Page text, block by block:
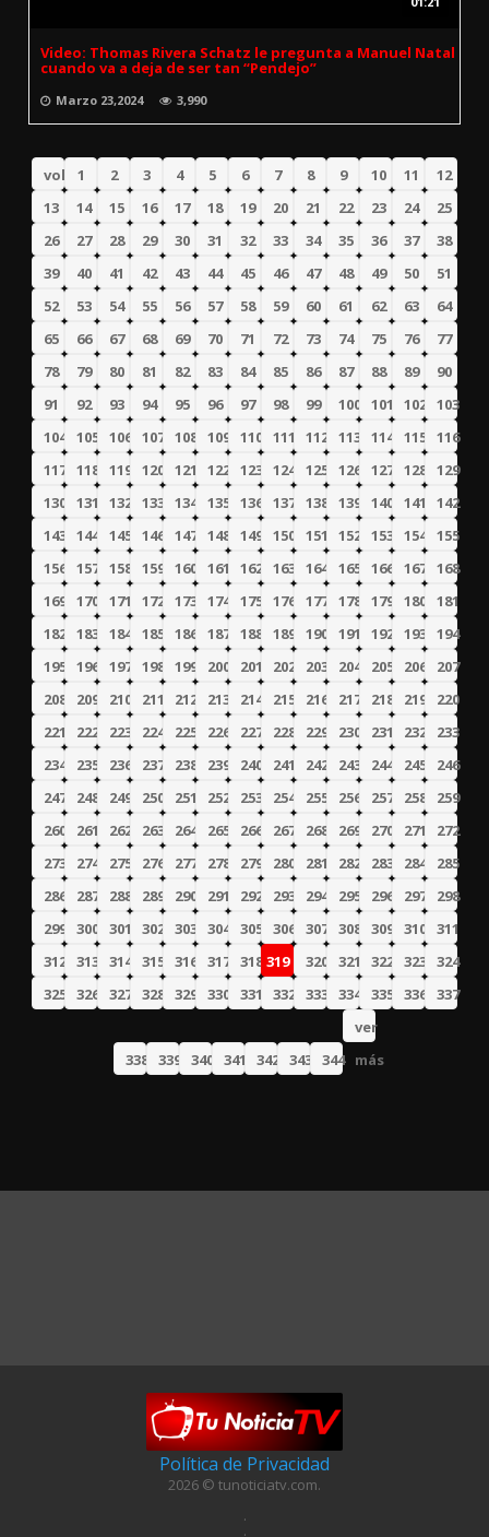
Video: Thomas Rivera Schatz le pregunta a Manuel Natal
cuando va a deja de ser tan “Pendejo”
Marzo 23,2024 3,990
volver
1 2 3 4 5 6 7 8 9 10 11
12
13
14 15 16 17 18 19 20 21 22 23 24
25
26
27 28 29 30 31 32 33 34 35 36 37
38
39
40 41 42 43 44 45 46 47 48 49 50
51
52
53 54 55 56 57 58 59 60 61 62 63
64
65
66 67 68 69 70 71 72 73 74 75 76
77
78
79 80 81 82 83 84 85 86 87 88 89
90
91
92 93 94 95 96 97 98 99 100 101 102
103
104
105 106 107 108 109 110 111 112 113 114 115
116
117
118 119 120 121 122 123 124 125 126 127 128
129
130
131 132 133 134 135 136 137 138 139 140 141
142
143
144 145 146 147 148 149 150 151 152 153 154
155
156
157 158 159 160 161 162 163 164 165 166 167
168
169
170 171 172 173 174 175 176 177 178 179 180
181
182
183 184 185 186 187 188 189 190 191 192 193
194
195
196 197 198 199 200 201 202 203 204 205 206
207
208
209 210 211 212 213 214 215 216 217 218 219
220
221
222 223 224 225 226 227 228 229 230 231 232
233
234
235 236 237 238 239 240 241 242 243 244 245
246
247
248 249 250 251 252 253 254 255 256 257 258
259
260
261 262 263 264 265 266 267 268 269 270 271
272
273
274 275 276 277 278 279 280 281 282 283 284
285
286
287 288 289 290 291 292 293 294 295 296 297
298
299
300 301 302 303 304 305 306 307 308 309 310
311
312
313 314 315 316 317 318 319 320 321 322 323
324
325
326 327 328 329 330 331 332 333 334 335 336 337
338 339 340 341 342 343 344
ver
más
Política de Privacidad
2026 © tunoticiatv.com.
.
.